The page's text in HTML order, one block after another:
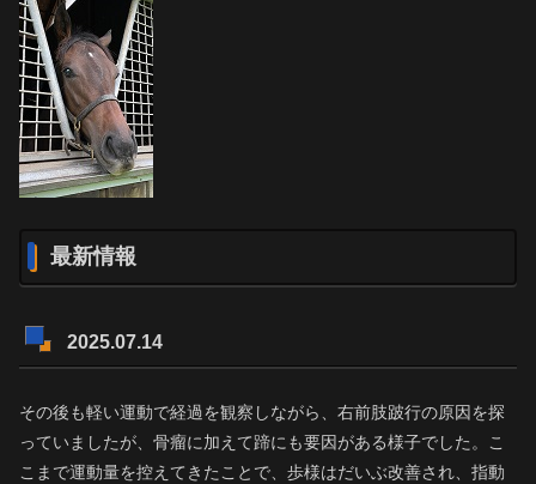
最新情報
2025.07.14
その後も軽い運動で経過を観察しながら、右前肢跛行の原因を探
っていましたが、骨瘤に加えて蹄にも要因がある様子でした。こ
こまで運動量を控えてきたことで、歩様はだいぶ改善され、指動